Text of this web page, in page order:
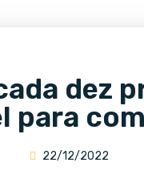
dez
para
22/12/2022